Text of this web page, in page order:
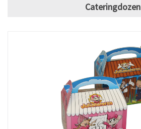
Cateringdozen